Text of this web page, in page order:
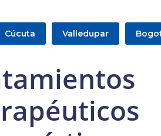
Cúcuta Valledupar